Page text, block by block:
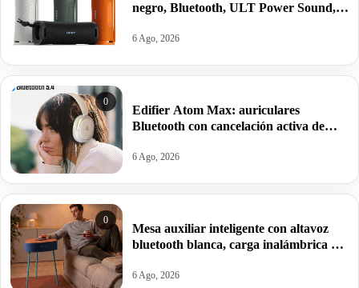
negro, Bluetooth, ULT Power Sound,
por 62,04€ antes 84,55€.
6 Ago, 2026
0
Edifier Atom Max: auriculares
Bluetooth con cancelación activa de
por 23,99€ antes 59,99€
6 Ago, 2026
0
Mesa auxiliar inteligente con altavoz
bluetooth blanca, carga inalámbrica y
6 Ago, 2026